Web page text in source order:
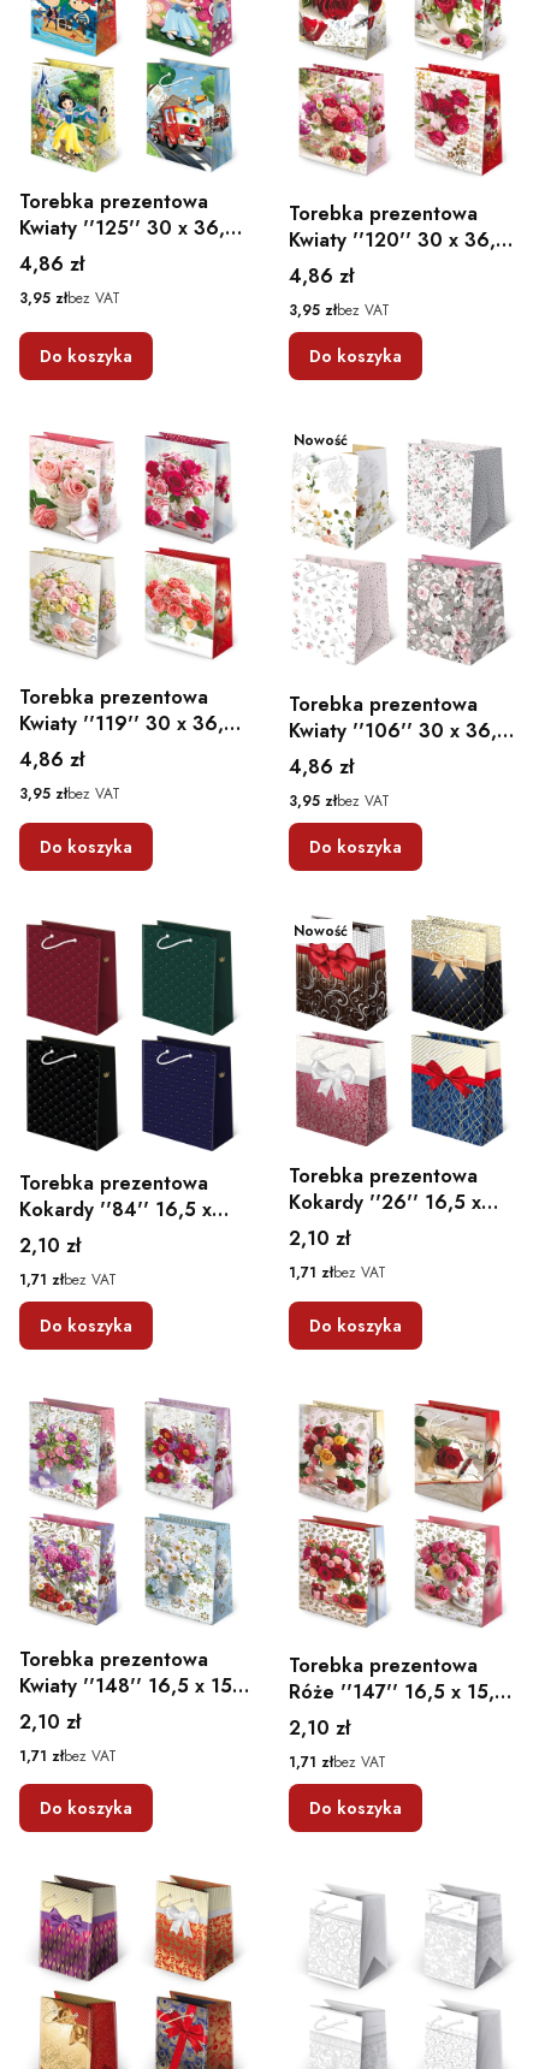
Torebka prezentowa
Kwiaty ''125'' 30 x 36,5
x 13
Cena
4,86 zł
Cena
3,95 złbez VAT
Do koszyka
Torebka prezentowa
Kwiaty ''120'' 30 x 36,5
x 13
Cena
4,86 zł
Cena
3,95 złbez VAT
Do koszyka
Torebka prezentowa
Kwiaty ''119'' 30 x 36,5
x 13
Cena
4,86 zł
Cena
3,95 złbez VAT
Do koszyka
Nowość
Torebka prezentowa
Kwiaty ''106'' 30 x 36,5
x 13
Cena
4,86 zł
Cena
3,95 złbez VAT
Do koszyka
Torebka prezentowa
Kokardy ''84'' 16,5 x
15,5 x 7
Cena
2,10 zł
Cena
1,71 złbez VAT
Do koszyka
Nowość
Torebka prezentowa
Kokardy ''26'' 16,5 x
15,5 x 7
Cena
2,10 zł
Cena
1,71 złbez VAT
Do koszyka
Torebka prezentowa
Kwiaty ''148'' 16,5 x 15,5
x 7
Cena
2,10 zł
Cena
1,71 złbez VAT
Do koszyka
Torebka prezentowa
Róże ''147'' 16,5 x 15,5
x 7
Cena
2,10 zł
Cena
1,71 złbez VAT
Do koszyka